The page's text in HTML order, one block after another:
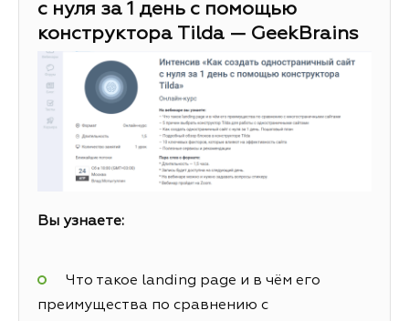
с нуля за 1 день с помощью
конструктора Tilda — GeekBrains
Вы узнаете:
Что такое landing page и в чём его
преимущества по сравнению с